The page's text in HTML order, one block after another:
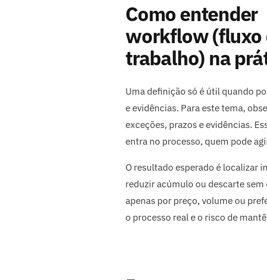
Como entender
workflow (fluxo
trabalho) na
Uma definição só é útil quando
e evidências. Para este tema,
exceções, prazos e evidências.
entra no processo, quem pode
O resultado esperado é localizar
reduzir acúmulo ou descarte
apenas por preço, volume ou
o processo real e o risco de